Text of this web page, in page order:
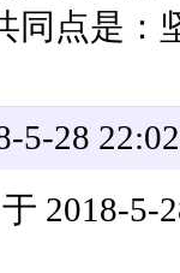
同点是：
5-28 22:02
2018-5-